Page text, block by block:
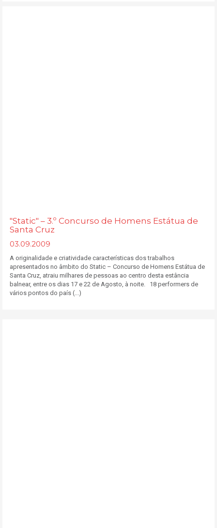
"Static" – 3.º Concurso de Homens Estátua de
Santa Cruz
03.09.2009
A originalidade e criatividade características dos trabalhos
apresentados no âmbito do Static – Concurso de Homens Estátua de
Santa Cruz, atraiu milhares de pessoas ao centro desta estância
balnear, entre os dias 17 e 22 de Agosto, à noite. 18 performers de
vários pontos do país (...)